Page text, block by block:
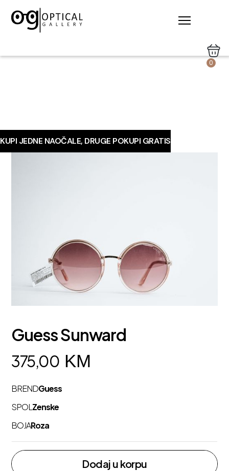
0
KUPI JEDNE NAOČALE, DRUGE POKUPI GRATIS
Guess Sunward
375,00 KM
BRENDGuess
SPOL Zenske
BOJARoza
Dodaj u korpu